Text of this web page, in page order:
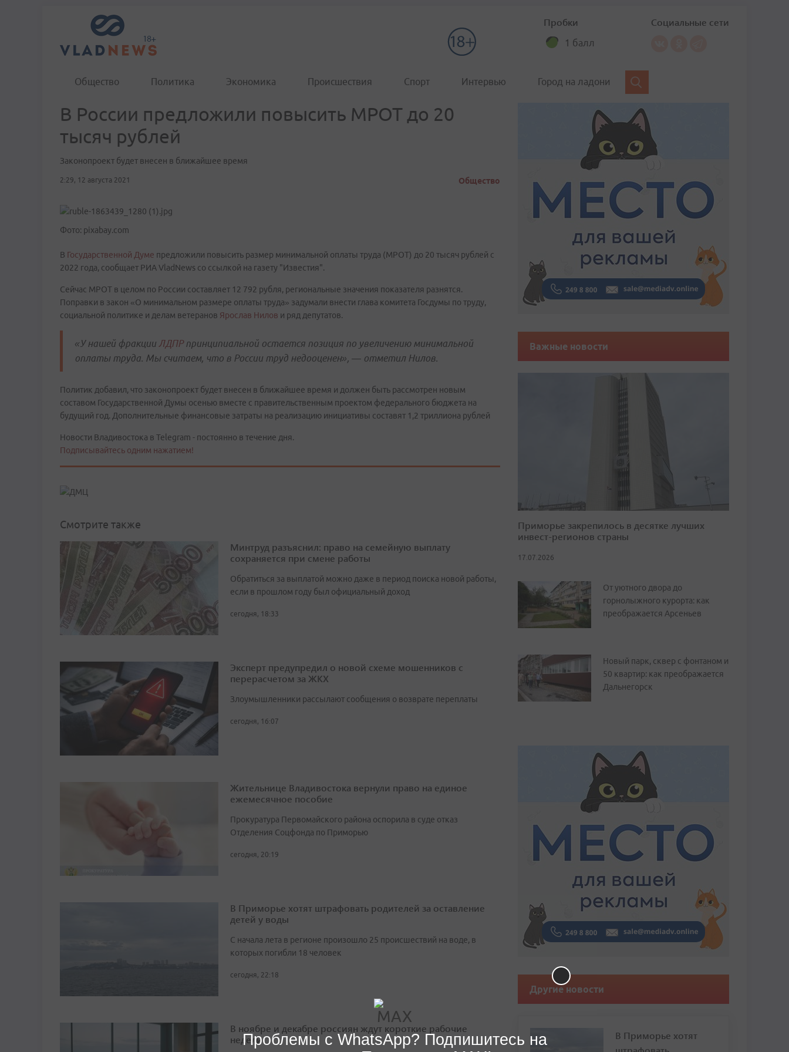
Пробки
1 балл
Социальные сети
Общество Политика Экономика Происшествия Спорт Интервью Город на ладони
В России предложили повысить МРОТ до 20
тысяч рублей
Законопроект будет внесен в ближайшее время
2:29, 12 августа 2021 Общество
Фото: pixabay.com
В Государственной Думе предложили повысить размер минимальной оплаты труда (МРОТ) до 20 тысяч рублей с
2022 года, сообщает РИА VladNews со ссылкой на газету "Известия".
Сейчас МРОТ в целом по России составляет 12 792 рубля, региональные значения показателя разнятся.
Поправки в закон «О минимальном размере оплаты труда» задумали внести глава комитета Госдумы по труду,
социальной политике и делам ветеранов Ярослав Нилов и ряд депутатов.
«У нашей фракции ЛДПРпринципиальной остается позиция по увеличению минимальной
оплаты труда. Мы считаем, что в России труд недооценен», — отметил Нилов.
Политик добавил, что законопроект будет внесен в ближайшее время и должен быть рассмотрен новым
составом Государственной Думы осенью вместе с правительственным проектом федерального бюджета на
будущий год. Дополнительные финансовые затраты на реализацию инициативы составят 1,2 триллиона рублей
Новости Владивостока в Telegram - постоянно в течение дня.
Подписывайтесь одним нажатием!
Смотрите также
Минтруд разъяснил: право на семейную выплату
сохраняется при смене работы
Обратиться за выплатой можно даже в период поиска новой работы,
если в прошлом году был официальный доход
сегодня, 18:33
Эксперт предупредил о новой схеме мошенников с
перерасчетом за ЖКХ
Злоумышленники рассылают сообщения о возврате переплаты
сегодня, 16:07
Жительнице Владивостока вернули право на единое
ежемесячное пособие
Прокуратура Первомайского района оспорила в суде отказ
Отделения Соцфонда по Приморью
сегодня, 20:19
В Приморье хотят штрафовать родителей за оставление
детей у воды
С начала лета в регионе произошло 25 происшествий на воде, в
которых погибли 18 человек
сегодня, 22:18
В ноябре и декабре россиян ждут короткие рабочие
недели
Важные новости
Приморье закрепилось в десятке лучших
инвест-регионов страны
17.07.2026
От уютного двора до
горнолыжного курорта: как
преображается Арсеньев
Новый парк, сквер с фонтаном и
50 квартир: как преображается
Дальнегорск
Другие новости
В Приморье хотят
Проблемы с WhatsApp? Подпишитесь на